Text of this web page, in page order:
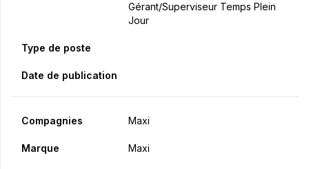
Gérant/Superviseur Temps Plein
Jour
Type de poste
Date de publication
Compagnies Maxi
Marque Maxi